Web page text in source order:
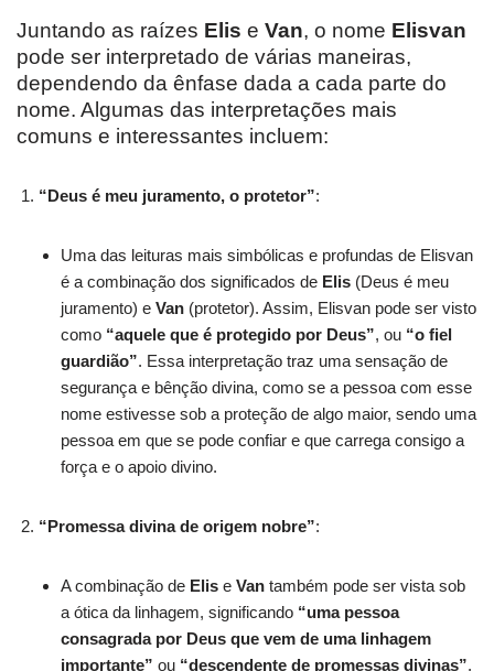
Juntando as raízes Elis e Van, o nome Elisvan
pode ser interpretado de várias maneiras,
dependendo da ênfase dada a cada parte do
nome. Algumas das interpretações mais
comuns e interessantes incluem:
“Deus é meu juramento, o protetor”:
Uma das leituras mais simbólicas e profundas de Elisvan
é a combinação dos significados de Elis (Deus é meu
juramento) e Van (protetor). Assim, Elisvan pode ser visto
como “aquele que é protegido por Deus”, ou “o fiel
guardião”. Essa interpretação traz uma sensação de
segurança e bênção divina, como se a pessoa com esse
nome estivesse sob a proteção de algo maior, sendo uma
pessoa em que se pode confiar e que carrega consigo a
força e o apoio divino.
“Promessa divina de origem nobre”:
A combinação de Elis e Van também pode ser vista sob
a ótica da linhagem, significando “uma pessoa
consagrada por Deus que vem de uma linhagem
importante” ou “descendente de promessas divinas”.